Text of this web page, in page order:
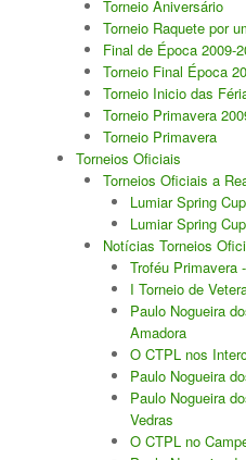
Torneios
Torneios Sociais
Torneios Oficiais
Torneios Escada
Notícias do Clube
Notícias Torneios Oficiais
Notícias Torneio Escada
Torneio Aniversário
Torneio Raquete por
Final de Época 2009-
Torneio Final Época
Torneio Inicio das
Torneio Primavera
Torneio Primavera
Torneios Oficiais
Torneios Oficiais a
Lumiar Spring Cup
Lumiar Spring Cup
Notícias Torneios
Troféu Primavera
I Torneio de
Paulo Nogueira
Amadora
O CTPL nos
Paulo Nogueira
Paulo Nogueira
Vedras
O CTPL no